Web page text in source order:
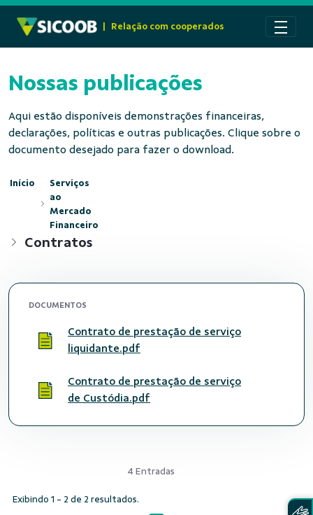
Relação com cooperados
Nossas publicações
Aqui estão disponíveis demonstrações financeiras,
declarações, políticas e outras publicações. Clique sobre o
documento desejado para fazer o download.
Início
Serviços
ao
Mercado
Financeiro
Contratos
DOCUMENTOS
Contrato de prestação de serviço
liquidante.pdf
Contrato de prestação de serviço
de Custódia.pdf
4 Entradas
Exibindo 1 - 2 de 2 resultados.